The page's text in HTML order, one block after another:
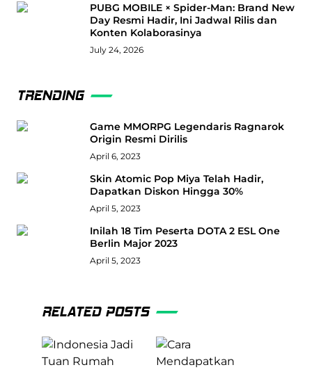
PUBG MOBILE × Spider-Man: Brand New
Day Resmi Hadir, Ini Jadwal Rilis dan
Konten Kolaborasinya
July 24, 2026
TRENDING
Game MMORPG Legendaris Ragnarok
Origin Resmi Dirilis
April 6, 2023
Skin Atomic Pop Miya Telah Hadir,
Dapatkan Diskon Hingga 30%
April 5, 2023
Inilah 18 Tim Peserta DOTA 2 ESL One
Berlin Major 2023
April 5, 2023
RELATED POSTS